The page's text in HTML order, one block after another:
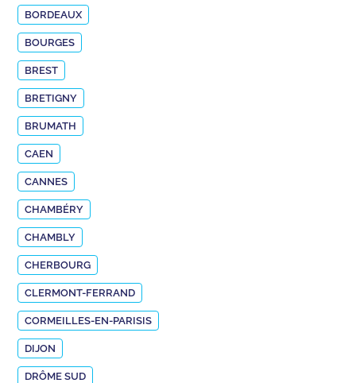
BORDEAUX
BOURGES
BREST
BRETIGNY
BRUMATH
CAEN
CANNES
CHAMBÉRY
CHAMBLY
CHERBOURG
CLERMONT-FERRAND
CORMEILLES-EN-PARISIS
DIJON
DRÔME SUD